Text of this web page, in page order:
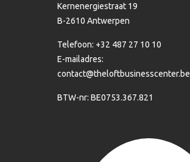
Kernenergiestraat 19
B-2610 Antwerpen
Telefoon: +32 487 27 10 10
E-mailadres:
contact@theloftbusinesscenter.be
BTW-nr: BE0753.367.821